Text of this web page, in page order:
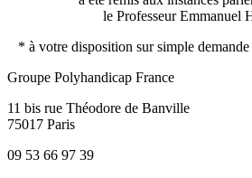
le Professeur Emmanuel
* à votre disposition sur simple
Groupe Polyhandicap France
11 bis rue Théodore de Banville
75017 Paris
09 53 66 97 39